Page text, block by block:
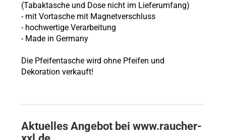
(Tabaktasche und Dose nicht im Lieferumfang)
- mit Vortasche mit Magnetverschluss
- hochwertige Verarbeitung
- Made in Germany
Die Pfeifentasche wird ohne Pfeifen und
Dekoration verkauft!
Aktuelles Angebot bei www.raucher-